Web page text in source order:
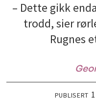
– Dette gikk
trodd, sier
Rugnes
PUBLISERT